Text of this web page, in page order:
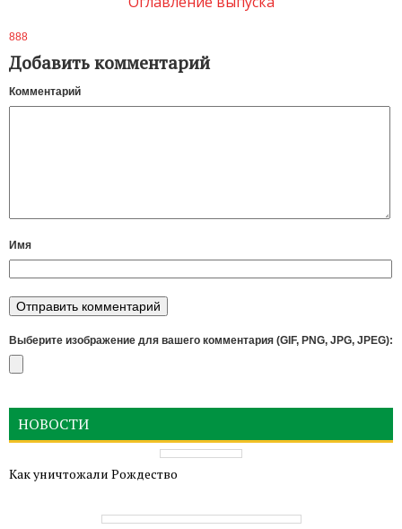
888
Добавить комментарий
Комментарий
Имя
Выберите изображение для вашего комментария (GIF, PNG, JPG, JPEG):
НОВОСТИ
Как уничтожали Рождество